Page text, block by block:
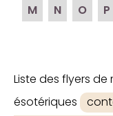
M
N O P
Liste des flyers
ésotériques